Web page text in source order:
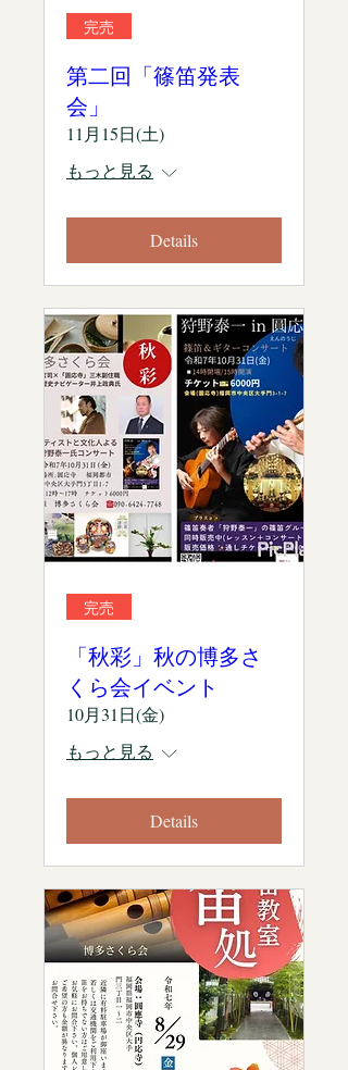
完売
第二回「篠笛発表
会」
11月15日(土)
もっと見る
Details
完売
「秋彩」秋の博多さ
くら会イベント
10月31日(金)
もっと見る
Details